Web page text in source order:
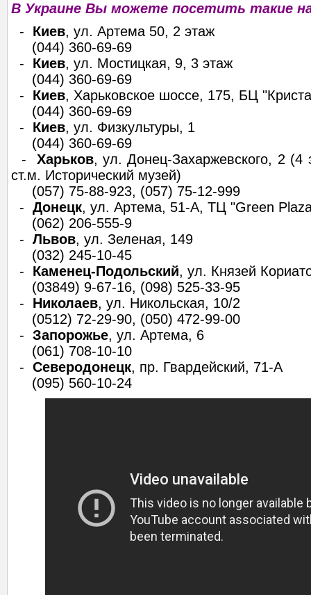
В Украине Вы можете посетить такие
- Киев, ул. Артема 50, 2 этаж
(044) 360-69-69
- Киев, ул. Мостицкая, 9, 3 этаж
(044) 360-69-69
- Киев, Харьковское шоссе, 175, БЦ
(044) 360-69-69
- Киев, ул. Физкультуры, 1
(044) 360-69-69
- Харьков, ул. Донец-Захаржевского, 2 (4
ст.м. Исторический музей)
(057) 75-88-923, (057) 75-12-999
- Донецк, ул. Артема, 51-А, ТЦ "Green
(062) 206-555-9
- Львов, ул. Зеленая, 149
(032) 245-10-45
- Каменец-Подольский, ул. Князей
(03849) 9-67-16, (098) 525-33-95
- Николаев, ул. Никольская, 10/2
(0512) 72-29-90, (050) 472-99-00
- Запорожье, ул. Артема, 6
(061) 708-10-10
- Северодонецк, пр. Гвардейский, 71-А
(095) 560-10-24